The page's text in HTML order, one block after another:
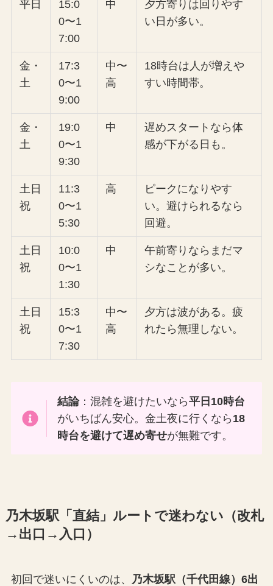
平日
15:0
0〜1
7:00
中
夕方寄りは回りやす
い日が多い。
金・
土
17:3
0〜1
9:00
中〜
高
18時台は人が増えや
すい時間帯。
金・
土
19:0
0〜1
9:30
中
遅めスタートなら体
感が下がる日も。
土日
祝
11:3
0〜1
5:30
高
ピークになりやす
い。避けられるなら
回避。
土日
祝
10:0
0〜1
1:30
中
午前寄りならまだマ
シなことが多い。
土日
祝
15:3
0〜1
7:30
中〜
高
夕方は波がある。疲
れたら無理しない。
結論：混雑を避けたいなら平日10時台
がいちばん安心。金土夜に行くなら 18
時台を避けて遅め寄せが無難です。
乃木坂駅「直結」ルートで迷わない（改札
→出口→入口）
初回で迷いにくいのは、 乃木坂駅（千代田線）6出